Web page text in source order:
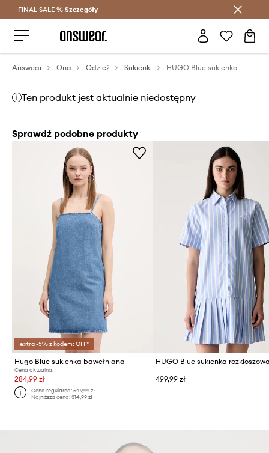
Oszczędzaj z Answear Club >
FINAL SALE % Szczegóły
Answear Ona Odzież Sukienki HUGO Blue sukienka
Ten produkt jest aktualnie niedostępny
Sprawdź podobne produkty
extra -5% z kodem: OFF*
Hugo Blue sukienka bawełniana
Cena aktualna:
284,99 zł
Cena regularna:549,99 zł
Najniższa cena:314,99 zł
499,99 zł